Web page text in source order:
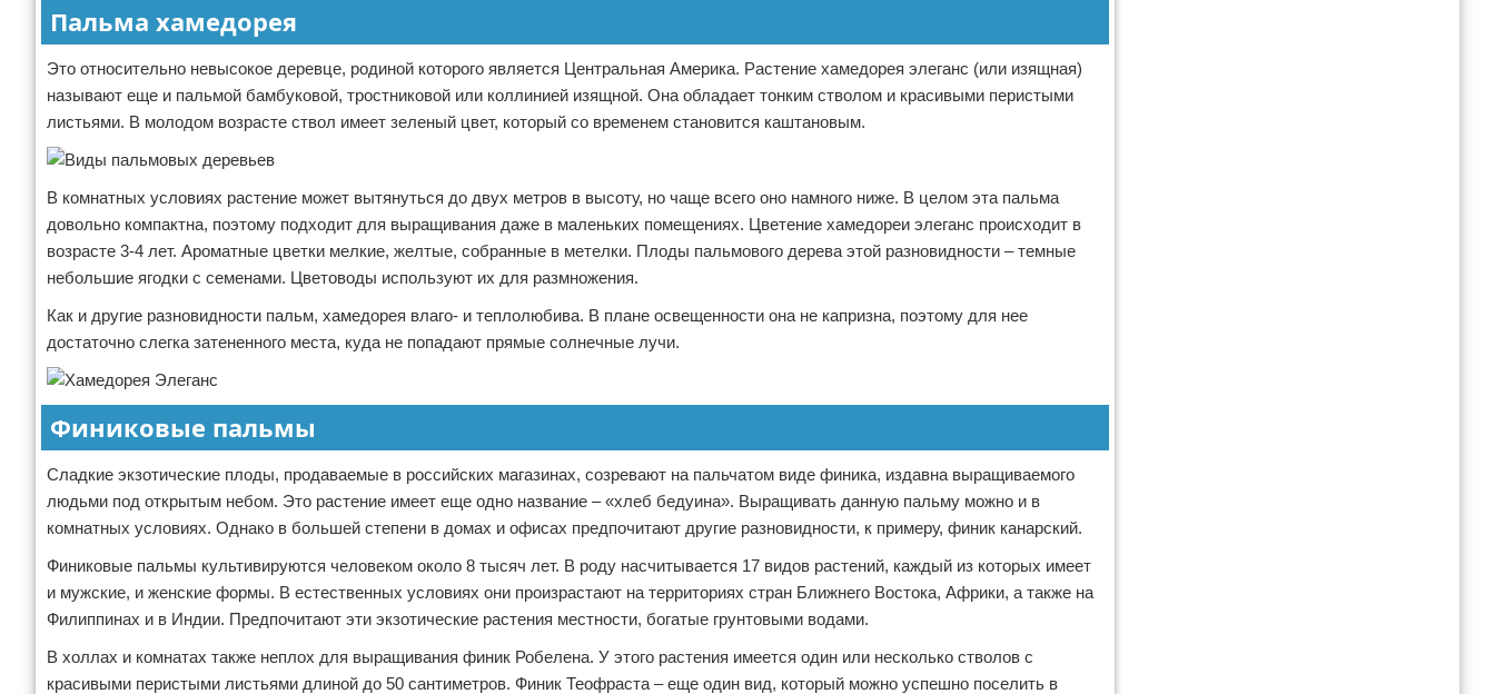
Пальма хамедорея
Это относительно невысокое деревце, родиной которого является Центральная Америка. Растение хамедорея элеганс (или изящная)
называют еще и пальмой бамбуковой, тростниковой или коллинией изящной. Она обладает тонким стволом и красивыми перистыми
листьями. В молодом возрасте ствол имеет зеленый цвет, который со временем становится каштановым.
В комнатных условиях растение может вытянуться до двух метров в высоту, но чаще всего оно намного ниже. В целом эта пальма
довольно компактна, поэтому подходит для выращивания даже в маленьких помещениях. Цветение хамедореи элеганс происходит в
возрасте 3-4 лет. Ароматные цветки мелкие, желтые, собранные в метелки. Плоды пальмового дерева этой разновидности – темные
небольшие ягодки с семенами. Цветоводы используют их для размножения.
Как и другие разновидности пальм, хамедорея влаго- и теплолюбива. В плане освещенности она не капризна, поэтому для нее
достаточно слегка затененного места, куда не попадают прямые солнечные лучи.
Финиковые пальмы
Сладкие экзотические плоды, продаваемые в российских магазинах, созревают на пальчатом виде финика, издавна выращиваемого
людьми под открытым небом. Это растение имеет еще одно название – «хлеб бедуина». Выращивать данную пальму можно и в
комнатных условиях. Однако в большей степени в домах и офисах предпочитают другие разновидности, к примеру, финик канарский.
Финиковые пальмы культивируются человеком около 8 тысяч лет. В роду насчитывается 17 видов растений, каждый из которых имеет
и мужские, и женские формы. В естественных условиях они произрастают на территориях стран Ближнего Востока, Африки, а также на
Филиппинах и в Индии. Предпочитают эти экзотические растения местности, богатые грунтовыми водами.
В холлах и комнатах также неплох для выращивания финик Робелена. У этого растения имеется один или несколько стволов с
красивыми перистыми листьями длиной до 50 сантиметров. Финик Теофраста – еще один вид, который можно успешно поселить в